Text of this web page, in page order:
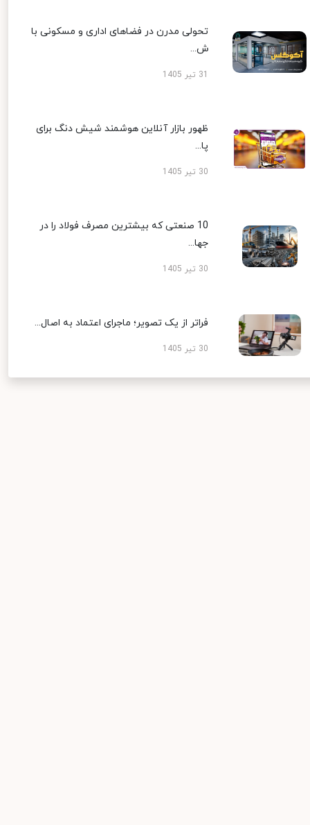
تحولی مدرن در فضاهای اداری و مسکونی با
ش...
ظهور بازار آنلاین هوشمند شیش دنگ برای
پا...
30 تیر 1405
10 صنعتی که بیشترین مصرف فولاد را در
جها...
30 تیر 1405
فراتر از یک تصویر؛ ماجرای اعتماد به اصال...
30 تیر 1405